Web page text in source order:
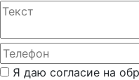
Я даю согласие на